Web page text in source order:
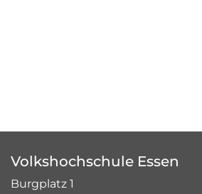
Volkshochschule Essen
Burgplatz 1